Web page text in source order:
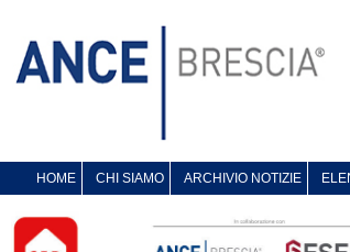
HOME CHI SIAMO ARCHIVIO NOTIZIE